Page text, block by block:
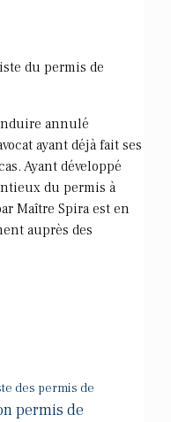
du permis de
annulé
ayant déjà fait ses
Ayant développé
du permis à
Maître Spira est en
auprès des
des permis de
permis de